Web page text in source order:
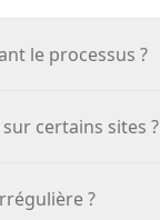
le processus ?
certains sites ?
?